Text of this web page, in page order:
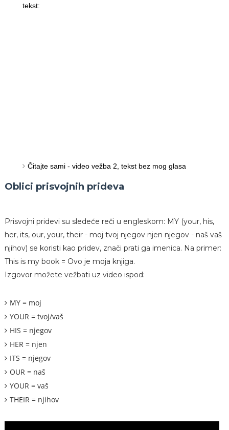
tekst:
Čitajte sami - video vežba 2, tekst bez mog glasa
Oblici prisvojnih prideva
Prisvojni pridevi su sledeće reči u engleskom: MY (your, his,
her, its, our, your, their - moj tvoj njegov njen njegov - naš vaš
njihov) se koristi kao pridev, znači prati ga imenica. Na primer:
This is my book = Ovo je moja knjiga.
Izgovor možete vežbati uz video ispod:
MY = moj
YOUR = tvoj/vaš
HIS = njegov
HER = njen
ITS = njegov
OUR = naš
YOUR = vaš
THEIR = njihov